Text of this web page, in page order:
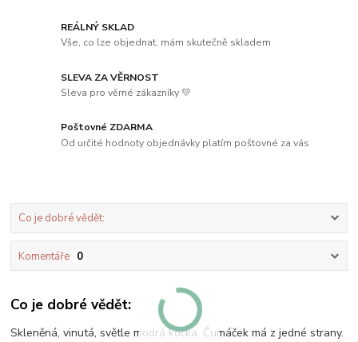
REÁLNÝ SKLAD
Vše, co lze objednat, mám skutečně skladem
SLEVA ZA VĚRNOST
Sleva pro věrné zákazníky 💛
Poštovné ZDARMA
Od určité hodnoty objednávky platím poštovné za vás
Co je dobré vědět:
Komentáře 0
Co je dobré vědět:
Skleněná, vinutá, světle modrá kočka. Čumáček má z jedné strany.